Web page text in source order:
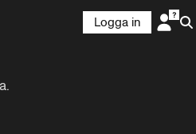
Logga in